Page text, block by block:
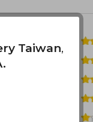
Taiwan,